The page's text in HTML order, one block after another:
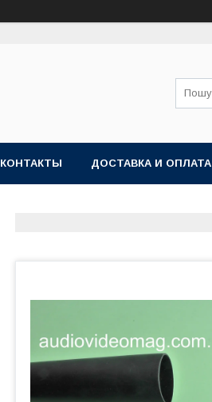
КОНТАКТЫ ДОСТАВКА И ОПЛАТА